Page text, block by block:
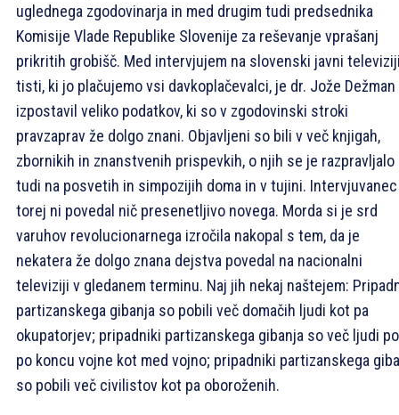
uglednega zgodovinarja in med drugim tudi predsednika
Komisije Vlade Republike Slovenije za reševanje vprašanj
prikritih grobišč. Med intervjujem na slovenski javni
tisti, ki jo plačujemo vsi davkoplačevalci, je dr. Jože Dežman
izpostavil veliko podatkov, ki so v zgodovinski stroki
pravzaprav že dolgo znani. Objavljeni so bili v več knjigah,
zbornikih in znanstvenih prispevkih, o njih se je razpravljalo
tudi na posvetih in simpozijih doma in v tujini. Intervjuvanec
torej ni povedal nič presenetljivo novega. Morda si je srd
varuhov revolucionarnega izročila nakopal s tem, da je
nekatera že dolgo znana dejstva povedal na nacionalni
televiziji v gledanem terminu. Naj jih nekaj naštejem:
partizanskega gibanja so pobili več domačih ljudi kot pa
okupatorjev; pripadniki partizanskega gibanja so več ljudi
po koncu vojne kot med vojno; pripadniki partizanskega
so pobili več civilistov kot pa oboroženih.